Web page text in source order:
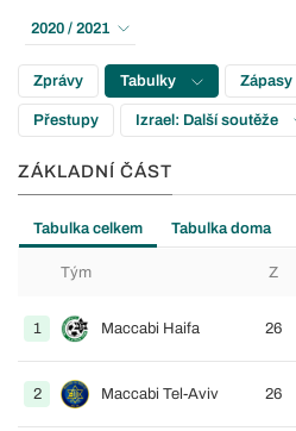
2020 / 2021
Zprávy Tabulky Zápasy
Přestupy Izrael: Další soutěže
ZÁKLADNÍ ČÁST
Tabulka celkem Tabulka doma
Tým Z
1 Maccabi Haifa 26
2 Maccabi Tel-Aviv 26